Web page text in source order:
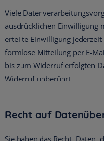
Viele
ausdrücklichen Einwilligung
erteilte Einwilligung
formlose Mitteilung per E-
bis zum Widerruf erfolgten
Widerruf unberührt.
Recht auf
Sie haben das Recht,